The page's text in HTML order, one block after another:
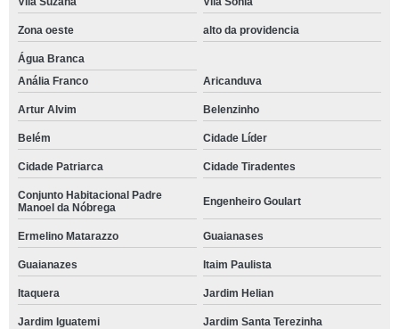
Zona oeste alto da providencia
Água Branca
Anália Franco
Aricanduva
Artur Alvim Belenzinho
Belém Cidade Líder
Cidade Patriarca Cidade Tiradentes
Conjunto Habitacional Padre
Manoel da Nóbrega
Engenheiro Goulart
Ermelino Matarazzo Guaianases
Guaianazes Itaim Paulista
Itaquera Jardim Helian
Jardim Iguatemi Jardim Santa Terezinha